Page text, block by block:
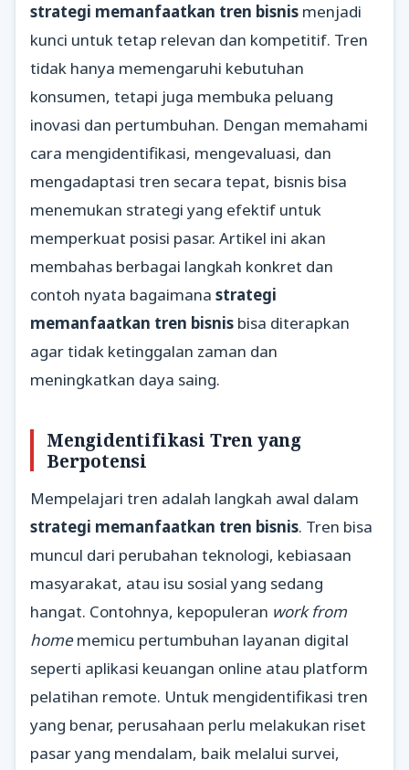
strategi memanfaatkan tren bisnis menjadi
kunci untuk tetap relevan dan kompetitif. Tren
tidak hanya memengaruhi kebutuhan
konsumen, tetapi juga membuka peluang
inovasi dan pertumbuhan. Dengan memahami
cara mengidentifikasi, mengevaluasi, dan
mengadaptasi tren secara tepat, bisnis bisa
menemukan strategi yang efektif untuk
memperkuat posisi pasar. Artikel ini akan
membahas berbagai langkah konkret dan
contoh nyata bagaimana strategi
memanfaatkan tren bisnis bisa diterapkan
agar tidak ketinggalan zaman dan
meningkatkan daya saing.
Mengidentifikasi Tren yang
Berpotensi
Mempelajari tren adalah langkah awal dalam
strategi memanfaatkan tren bisnis. Tren bisa
muncul dari perubahan teknologi, kebiasaan
masyarakat, atau isu sosial yang sedang
hangat. Contohnya, kepopuleran work from
homememicu pertumbuhan layanan digital
seperti aplikasi keuangan online atau platform
pelatihan remote. Untuk mengidentifikasi tren
yang benar, perusahaan perlu melakukan riset
pasar yang mendalam, baik melalui survei,